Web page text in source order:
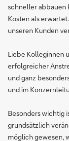
schneller abbauen
Kosten als
unseren Kunden
Liebe Kolleginnen
erfolgreicher
und ganz
und im
Besonders wichtig
grundsätzlich
möglich gewesen,